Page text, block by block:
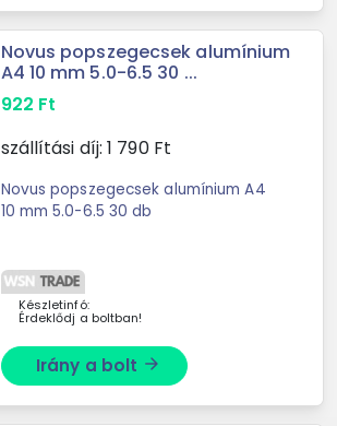
Novus popszegecsek alumínium
A4 10 mm 5.0-6.5 30 ...
922 Ft
szállítási díj: 1 790Ft
Novus popszegecsek alumínium A4
10 mm 5.0-6.5 30 db
Készletinfó:
Érdeklődj a boltban!
Irány a bolt arrow_forward